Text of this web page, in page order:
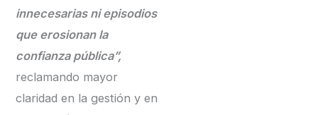
innecesarias ni episodios
que erosionan la
confianza pública”,
reclamando mayor
claridad en la gestión y en